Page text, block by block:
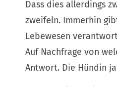
Dass dies allerdings
zweifeln. Immerhin
Lebewesen
Auf Nachfrage von
Antwort. Die Hündin